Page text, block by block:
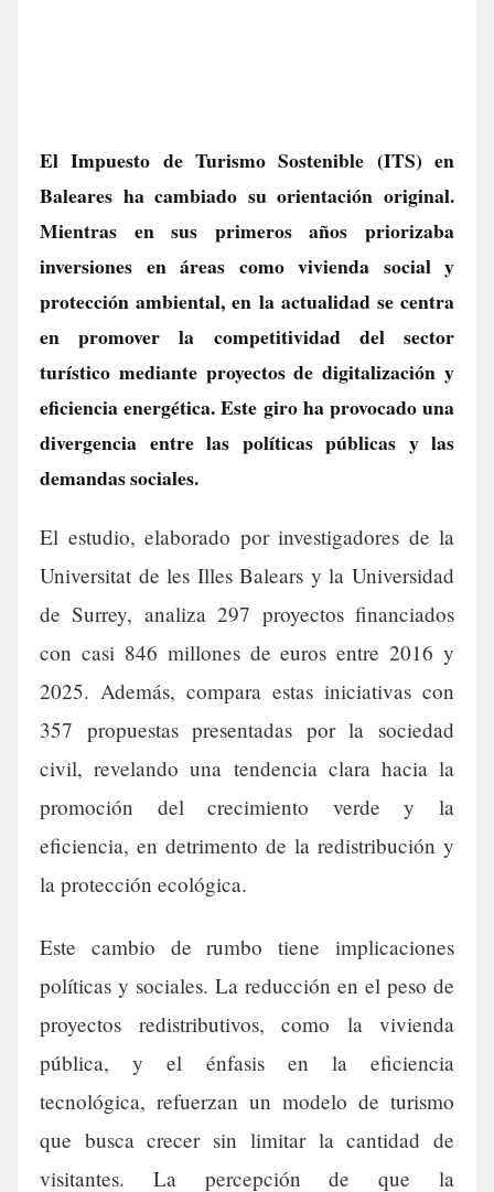
El Impuesto de Turismo Sostenible (ITS) en
Baleares ha cambiado su orientación original.
Mientras en sus primeros años priorizaba
inversiones en áreas como vivienda social y
protección ambiental, en la actualidad se centra
en promover la competitividad del sector
turístico mediante proyectos de digitalización y
eficiencia energética. Este giro ha provocado una
divergencia entre las políticas públicas y las
demandas sociales.
El estudio, elaborado por investigadores de la
Universitat de les Illes Balears y la Universidad
de Surrey, analiza 297 proyectos financiados
con casi 846 millones de euros entre 2016 y
2025. Además, compara estas iniciativas con
357 propuestas presentadas por la sociedad
civil, revelando una tendencia clara hacia la
promoción del crecimiento verde y la
eficiencia, en detrimento de la redistribución y
la protección ecológica.
Este cambio de rumbo tiene implicaciones
políticas y sociales. La reducción en el peso de
proyectos redistributivos, como la vivienda
pública, y el énfasis en la eficiencia
tecnológica, refuerzan un modelo de turismo
que busca crecer sin limitar la cantidad de
visitantes. La percepción de que la